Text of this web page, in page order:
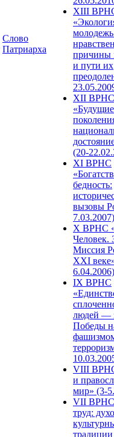
Слово
Патриарха
XIII
причины
и пути их
XII ВРНС
«Будущие
(20-
XI ВРНС
бедность:
вызовы
7.03.2007)
X ВРНС
Человек.
Миссия
XXI
6.04.2006)
IX ВРНС
людей —
Победы
VIII
и
мир» (3-
VII ВРНС
труд: